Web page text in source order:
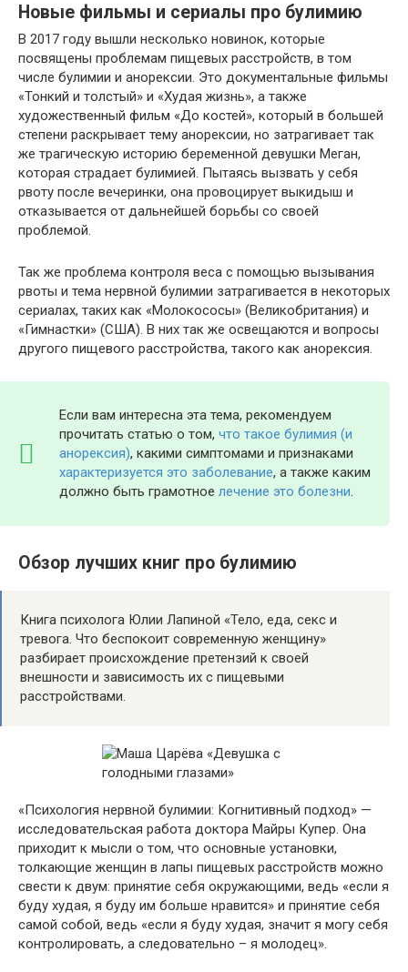
Новые фильмы и сериалы про булимию
В 2017 году вышли несколько новинок, которые
посвящены проблемам пищевых расстройств, в том
числе булимии и анорексии. Это документальные фильмы
«Тонкий и толстый» и «Худая жизнь», а также
художественный фильм «До костей», который в большей
степени раскрывает тему анорексии, но затрагивает так
же трагическую историю беременной девушки Меган,
которая страдает булимией. Пытаясь вызвать у себя
рвоту после вечеринки, она провоцирует выкидыш и
отказывается от дальнейшей борьбы со своей
проблемой.
Так же проблема контроля веса с помощью вызывания
рвоты и тема нервной булимии затрагивается в некоторых
сериалах, таких как «Молокососы» (Великобритания) и
«Гимнастки» (США). В них так же освещаются и вопросы
другого пищевого расстройства, такого как анорексия.
Если вам интересна эта тема, рекомендуем
прочитать статью о том, что такое булимия (и
анорексия), какими симптомами и признаками
характеризуется это заболевание, а также каким
должно быть грамотное лечение это болезни.
Обзор лучших книг про булимию
Книга психолога Юлии Лапиной «Тело, еда, секс и
тревога. Что беспокоит современную женщину»
разбирает происхождение претензий к своей
внешности и зависимость их с пищевыми
расстройствами.
«Психология нервной булимии: Когнитивный подход» —
исследовательская работа доктора Майры Купер. Она
приходит к мысли о том, что основные установки,
толкающие женщин в лапы пищевых расстройств можно
свести к двум: принятие себя окружающими, ведь «если я
буду худая, я буду им больше нравится» и принятие себя
самой собой, ведь «если я буду худая, значит я могу себя
контролировать, а следовательно – я молодец».